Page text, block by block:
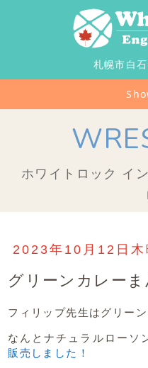
札幌市白
ホワイトロック イ
2023年10月12日木
グリーンカレーま
フィリップ先生はグリー
なんとナチュラルローソ
販売しました！